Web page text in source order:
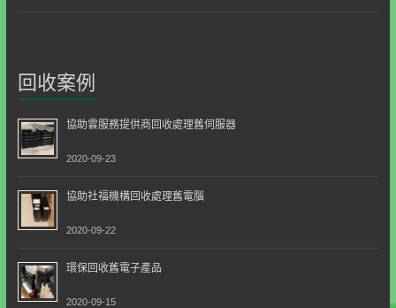
回收案例
協助雲服務提供商回收處理舊伺服器
2020-09-23
協助社福機構回收處理舊電腦
2020-09-22
環保回收舊電子產品
2020-09-15